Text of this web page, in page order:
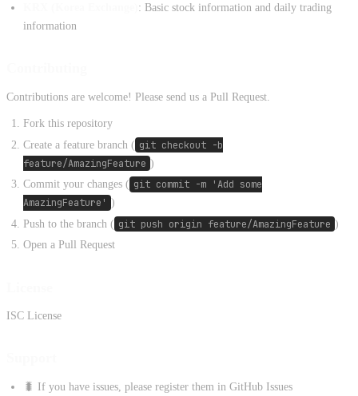
: Basic stock information and daily trading
information
Contributions are welcome! Please send us a Pull Request.
Fork this repository
Create a feature branch ( git checkout -b
feature/AmazingFeature )
Commit your changes ( git commit -m 'Add some
AmazingFeature' )
Push to the branch ( git push origin feature/AmazingFeature )
Open a Pull Request
ISC License
🐛 If you have issues, please register them in GitHub Issues